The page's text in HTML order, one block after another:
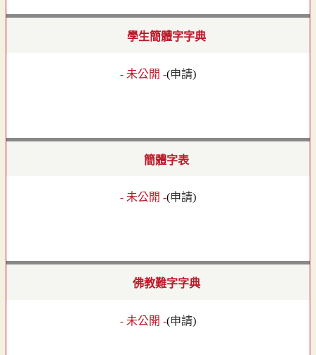
學生簡體字字典
- 未公開 -(申請)
簡體字表
- 未公開 -(申請)
佛教難字字典
- 未公開 -(申請)